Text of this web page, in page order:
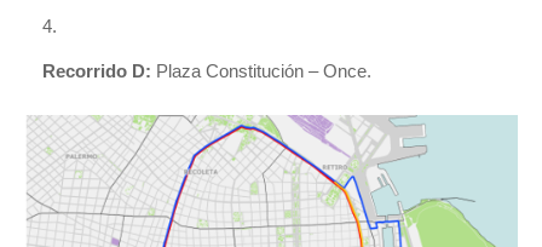
Recorrido D: Plaza Constitución – Once.